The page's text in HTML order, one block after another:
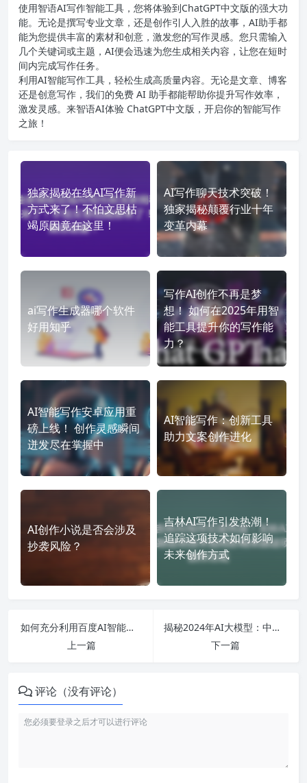
使用智语AI写作智能工具，您将体验到ChatGPT中文版的强大功
能。无论是撰写专业文章，还是创作引人入胜的故事，AI助手都
能为您提供丰富的素材和创意，激发您的写作灵感。您只需输入
几个关键词或主题，AI便会迅速为您生成相关内容，让您在短时
间内完成写作任务。
利用AI智能写作工具，轻松生成高质量内容。无论是文章、博客
还是创意写作，我们的免费 AI 助手都能帮助你提升写作效率，
激发灵感。来智语AI体验 ChatGPT中文版 ，开启你的智能写作
之旅！
独家揭秘在线AI写作新
方式来了！不怕文思枯
竭原因竟在这里！
AI写作聊天技术突破！
独家揭秘颠覆行业十年
变革内幕
ai写作生成器哪个软件
好用知乎
写作AI创作不再是梦
想！ 如何在2025年用智
能工具提升你的写作能
力？
AI智能写作安卓应用重
磅上线！ 创作灵感瞬间
迸发尽在掌握中
AI智能写作：创新工具
助力文案创作进化
AI创作小说是否会涉及
抄袭风险？
吉林AI写作引发热潮！
追踪这项技术如何影响
未来创作方式
如何充分利用百度AI智能创作平台免费写小说、歌词和论文的终极指南
上一篇
揭秘2024年AI大模型：中美争霸、技术挑战与行业前景全景扫描
下一篇
评论（没有评论）